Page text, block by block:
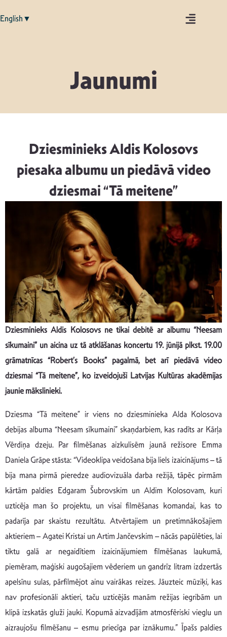
English▼
Jaunumi
Dziesminieks Aldis Kolosovs
piesaka albumu un piedāvā video
dziesmai “Tā meitene”
Dziesminieks Aldis Kolosovs ne tikai debitē ar albumu “Neesam
sīkumaini” un aicina uz tā atklāšanas koncertu 19. jūnijā plkst. 19.00
grāmatnīcas “Robert’s Books” pagalmā, bet arī piedāvā video
dziesmai “Tā meitene”, ko izveidojuši Latvijas Kultūras akadēmijas
jaunie mākslinieki.
Dziesma “Tā meitene” ir viens no dziesminieka Alda Kolosova
debijas albuma “Neesam sīkumaini” skaņdarbiem, kas radīts ar Kārļa
Vērdiņa dzeju. Par filmēšanas aizkulisēm jaunā režisore Emma
Daniela Grāpe stāsta: “Videoklipa veidošana bija liels izaicinājums – tā
bija mana pirmā pieredze audiovizuāla darba režijā, tāpēc pirmām
kārtām paldies Edgaram Šubrovskim un Aldim Kolosovam, kuri
uzticēja man šo projektu, un visai filmēšanas komandai, kas to
padarīja par skaistu rezultātu. Atvērtajiem un pretimnākošajiem
aktieriem – Agatei Kristai un Artim Jančevskim – nācās papūlēties, lai
tiktu galā ar negaidītiem izaicinājumiem filmēšanas laukumā,
piemēram, maģiski augošajiem vēderiem un gandrīz litram izdzertās
apelsīnu sulas, pārfilmējot ainu vairākas reizes. Jāuzteic mūziķi, kas
nav profesionāli aktieri, taču uzticējās manām režijas iegribām un
klipā izskatās gluži jauki. Kopumā aizvadījām atmosfēriski vieglu un
aizraujošu filmēšanu – esmu priecīga par iznākumu.” Īpašs paldies